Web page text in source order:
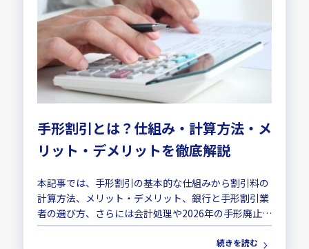
手形割引とは？仕組み・計算方法・メ
リット・デメリットを徹底解説
本記事では、手形割引の基本的な仕組みから割引料の
計算方法、メリット・デメリット、銀行と手形割引業
者の選び方、さらには会計処理や2026年の手形廃止に
向けた動向まで、実務担当者が知っておくべき情報を
続きを読む